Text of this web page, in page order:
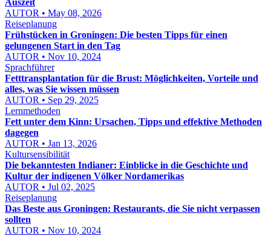
Auszeit
AUTOR • May 08, 2026
Reiseplanung
Frühstücken in Groningen: Die besten Tipps für einen
gelungenen Start in den Tag
AUTOR • Nov 10, 2024
Sprachführer
Fetttransplantation für die Brust: Möglichkeiten, Vorteile und
alles, was Sie wissen müssen
AUTOR • Sep 29, 2025
Lernmethoden
Fett unter dem Kinn: Ursachen, Tipps und effektive Methoden
dagegen
AUTOR • Jan 13, 2026
Kultursensibilität
Die bekanntesten Indianer: Einblicke in die Geschichte und
Kultur der indigenen Völker Nordamerikas
AUTOR • Jul 02, 2025
Reiseplanung
Das Beste aus Groningen: Restaurants, die Sie nicht verpassen
sollten
AUTOR • Nov 10, 2024